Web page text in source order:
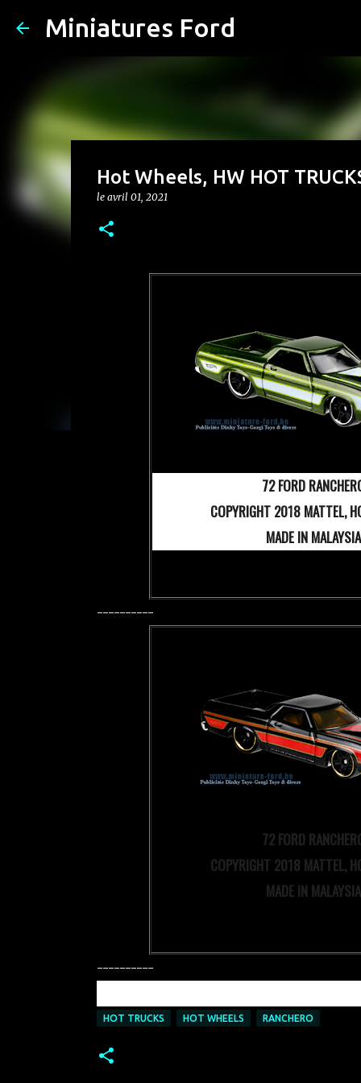
Miniatures Ford
Hot Wheels, HW HOT
le avril 01, 2021
72 FORD
COPYRIGHT 2018 MATTEL,
MADE IN MALAYSIA
----------
72 FORD
COPYRIGHT 2018 MATTEL,
MADE IN MALAYSIA
----------
HOT TRUCKS HOT WHEELS RANCHERO